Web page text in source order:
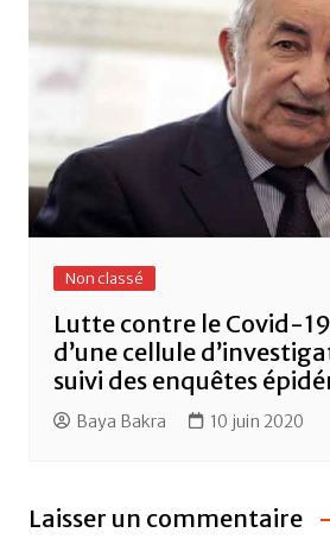
Non classé
Lutte contre le Covid-
d’une cellule
suivi des enquêtes
Baya Bakra 10 juin 2020
Laisser un commentaire